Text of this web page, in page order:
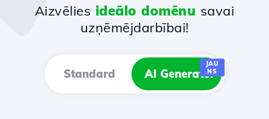
Aizvēlies ideālo domēnu savai
uzņēmējdarbībai!
Standard AI Generator
JAU
NS